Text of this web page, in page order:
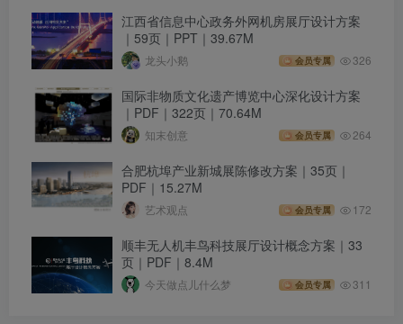
江西省信息中心政务外网机房展厅设计方案
｜59页｜PPT｜39.67M
龙头小鹅 会员专属 326
国际非物质文化遗产博览中心深化设计方案
｜PDF｜322页｜70.64M
知末创意 会员专属 264
合肥杭埠产业新城展陈修改方案｜35页｜
PDF｜15.27M
艺术观点 会员专属 172
顺丰无人机丰鸟科技展厅设计概念方案｜33
页｜PDF｜8.4M
今天做点儿什么梦 会员专属 311